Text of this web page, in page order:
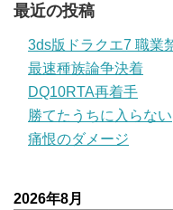
最近の投稿
3ds版ドラクエ7 職業
最速種族論争決着
DQ10RTA再着手
勝てたうちに入らない
痛恨のダメージ
2026年8月